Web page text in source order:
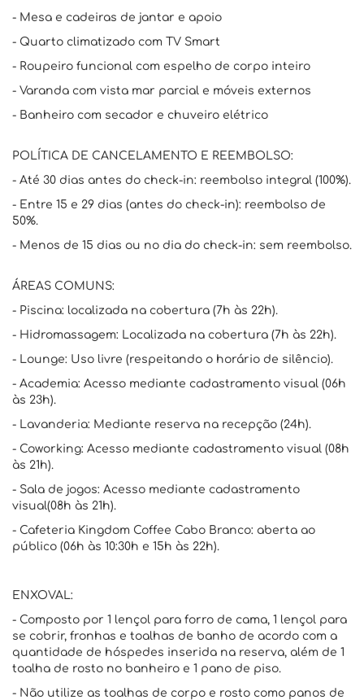
- Mesa e cadeiras de jantar e apoio
- Quarto climatizado com TV Smart
- Roupeiro funcional com espelho de corpo inteiro
- Varanda com vista mar parcial e móveis externos
- Banheiro com secador e chuveiro elétrico
POLÍTICA DE CANCELAMENTO E REEMBOLSO:
- Até 30 dias antes do check-in: reembolso integral (100%).
- Entre 15 e 29 dias (antes do check-in): reembolso de
50%.
- Menos de 15 dias ou no dia do check-in: sem reembolso.
ÁREAS COMUNS:
- Piscina: localizada na cobertura (7h às 22h).
- Hidromassagem: Localizada na cobertura (7h às 22h).
- Lounge: Uso livre (respeitando o horário de silêncio).
- Academia: Acesso mediante cadastramento visual (06h
às 23h).
- Lavanderia: Mediante reserva na recepção (24h).
- Coworking: Acesso mediante cadastramento visual (08h
às 21h).
- Sala de jogos: Acesso mediante cadastramento
visual(08h às 21h).
- Cafeteria Kingdom Coffee Cabo Branco: aberta ao
público (06h às 10:30h e 15h às 22h).
ENXOVAL:
- Composto por 1 lençol para forro de cama, 1 lençol para
se cobrir, fronhas e toalhas de banho de acordo com a
quantidade de hóspedes inserida na reserva, além de 1
toalha de rosto no banheiro e 1 pano de piso.
- Não utilize as toalhas de corpo e rosto como panos de